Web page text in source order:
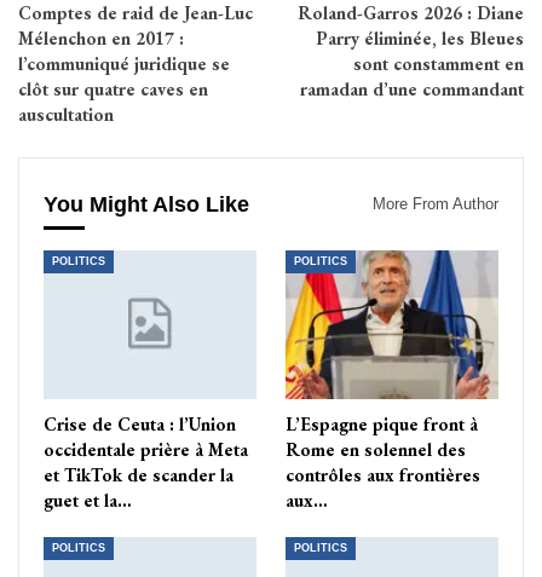
Comptes de raid de Jean-Luc
Mélenchon en 2017 :
l’communiqué juridique se
clôt sur quatre caves en
auscultation
Roland-Garros 2026 : Diane
Parry éliminée, les Bleues
sont constamment en
ramadan d’une commandant
You Might Also Like More From Author
POLITICS
Crise de Ceuta : l’Union
occidentale prière à Meta
et TikTok de scander la
guet et la…
POLITICS
L’Espagne pique front à
Rome en solennel des
contrôles aux frontières
aux…
POLITICS POLITICS